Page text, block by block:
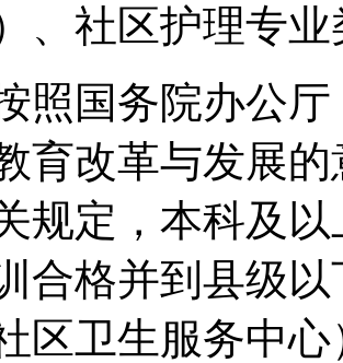
、社区护理专
照国务院办公
育改革与发展
规定，本科及
合格并到县级
区卫生服务中